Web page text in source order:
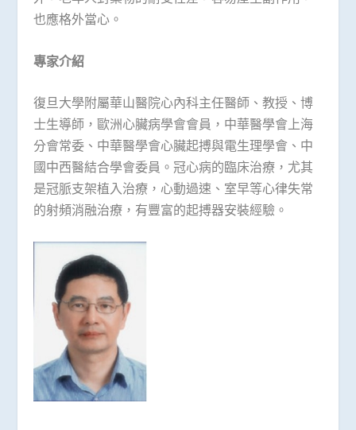
也應格外當心。
專家介紹
復旦大學附屬華山醫院心內科主任醫師、教授、博
士生導師，歐洲心臟病學會會員，中華醫學會上海
分會常委、中華醫學會心臟起搏與電生理學會、中
國中西醫結合學會委員。冠心病的臨床治療，尤其
是冠脈支架植入治療，心動過速、室早等心律失常
的射頻消融治療，有豐富的起搏器安裝經驗。